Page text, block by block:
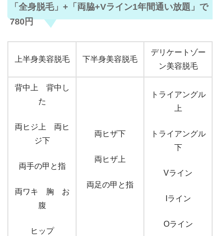
「全身脱毛」+「両脇+Vライン1年間通い放題」で
780円
上半身美容脱毛 下半身美容脱毛
デリケートゾー
ン美容脱毛
背中上 背中し
た
両ヒジ上 両ヒ
ジ下
両手の甲と指
両ワキ 胸 お
腹
ヒップ
両ヒザ下
両ヒザ上
両足の甲と指
トライアングル
上
トライアングル
下
Vライン
Iライン
Oライン